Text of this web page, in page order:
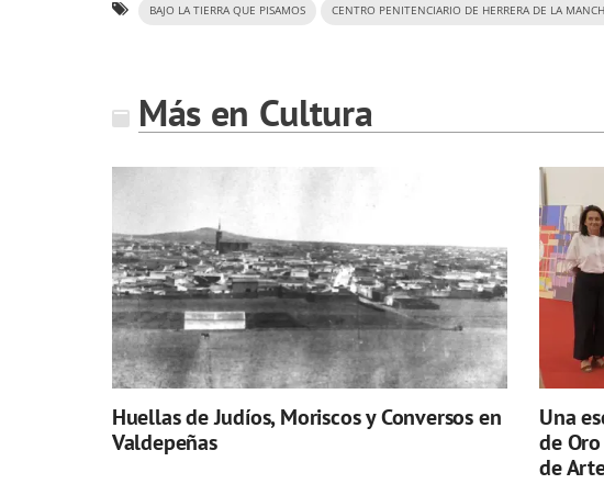
BAJO LA TIERRA QUE PISAMOS CENTRO PENITENCIARIO DE HERRERA DE LA
Más en Cultura
Huellas de Judíos, Moriscos y Conversos en
Valdepeñas
Una
de
de